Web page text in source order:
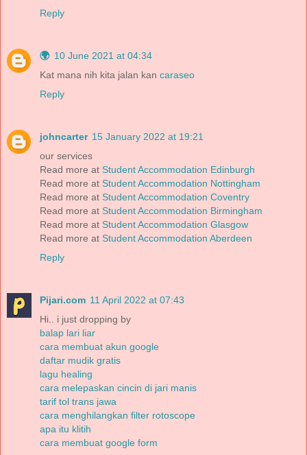
Reply
🌍 10 June 2021 at 04:34
Kat mana nih kita jalan kan caraseo
Reply
johncarter 15 January 2022 at 19:21
our services
Read more at Student Accommodation Edinburgh
Read more at Student Accommodation Nottingham
Read more at Student Accommodation Coventry
Read more at Student Accommodation Birmingham
Read more at Student Accommodation Glasgow
Read more at Student Accommodation Aberdeen
Reply
Pijari.com 11 April 2022 at 07:43
Hi.. i just dropping by
balap lari liar
cara membuat akun google
daftar mudik gratis
lagu healing
cara melepaskan cincin di jari manis
tarif tol trans jawa
cara menghilangkan filter rotoscope
apa itu klitih
cara membuat google form